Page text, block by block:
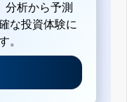
析から予測
な投資体験に
。